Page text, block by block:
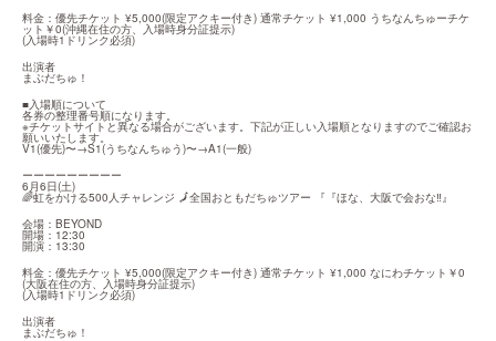
料金：優先チケット ¥5,000(限定アクキー付き) 通常チケット ¥1,000 うちなんちゅーチケ
ット￥0(沖縄在住の方、入場時身分証提示)
(入場時1ドリンク必須)
出演者
まぶだちゅ！
■入場順について
各券の整理番号順になります。
※チケットサイトと異なる場合がございます。下記が正しい入場順となりますのでご確認お
願いいたします。
V1(優先)〜→S1(うちなんちゅう)〜→A1(一般)
ーーーーーーーーー
6月6日(土)
🌈虹をかける500人チャレンジ 🗾全国おともだちゅツアー 『『ほな、大阪で会おな‼️』
会場：BEYOND
開場：12:30
開演：13:30
料金：優先チケット ¥5,000(限定アクキー付き) 通常チケット ¥1,000 なにわチケット￥0
(大阪在住の方、入場時身分証提示)
(入場時1ドリンク必須)
出演者
まぶだちゅ！